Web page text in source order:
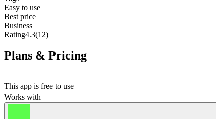
Easy to use
Best price
Business
Rating4.3(12)
Plans & Pricing
This app is free to use
Works with